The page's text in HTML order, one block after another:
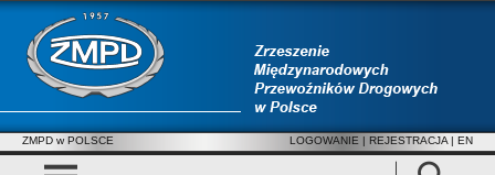
ZMPD w POLSCE LOGOWANIE | REJESTRACJA | EN